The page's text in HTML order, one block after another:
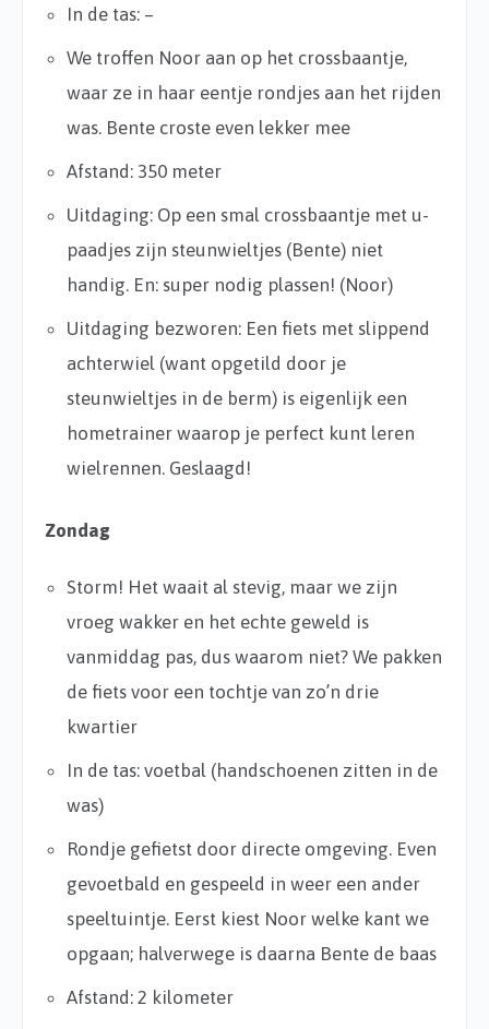
In de tas: –
We troffen Noor aan op het crossbaantje,
waar ze in haar eentje rondjes aan het rijden
was. Bente croste even lekker mee
Afstand: 350 meter
Uitdaging: Op een smal crossbaantje met u-
paadjes zijn steunwieltjes (Bente) niet
handig. En: super nodig plassen! (Noor)
Uitdaging bezworen: Een fiets met slippend
achterwiel (want opgetild door je
steunwieltjes in de berm) is eigenlijk een
hometrainer waarop je perfect kunt leren
wielrennen. Geslaagd!
Zondag
Storm! Het waait al stevig, maar we zijn
vroeg wakker en het echte geweld is
vanmiddag pas, dus waarom niet? We pakken
de fiets voor een tochtje van zo’n drie
kwartier
In de tas: voetbal (handschoenen zitten in de
was)
Rondje gefietst door directe omgeving. Even
gevoetbald en gespeeld in weer een ander
speeltuintje. Eerst kiest Noor welke kant we
opgaan; halverwege is daarna Bente de baas
Afstand: 2 kilometer